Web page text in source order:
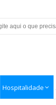
Hospitalidade